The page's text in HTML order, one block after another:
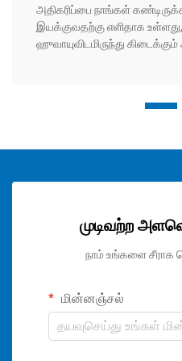
அதிகரிப்பை நாங்கள்
இயக்குவதற்கு எளிதாக
ஹுவாயுவிடமிருந்து
முடிவற்ற
நாம் உங்களை
மின்னஞ்சல்